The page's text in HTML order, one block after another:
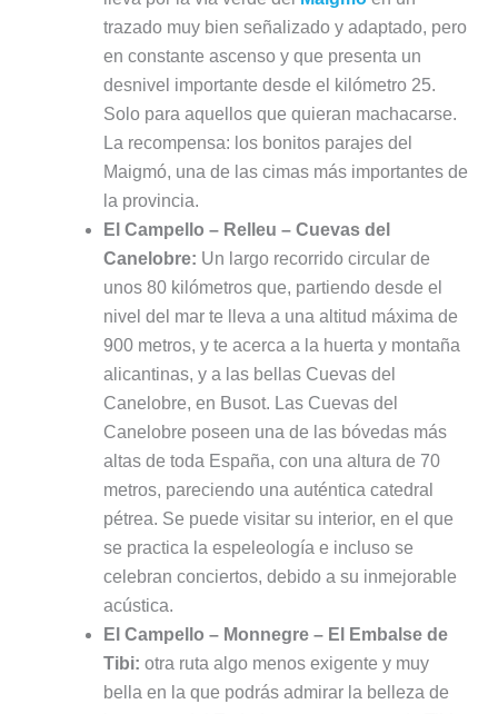
trazado muy bien señalizado y adaptado, pero
en constante ascenso y que presenta un
desnivel importante desde el kilómetro 25.
Solo para aquellos que quieran machacarse.
La recompensa: los bonitos parajes del
Maigmó, una de las cimas más importantes de
la provincia.
El Campello – Relleu – Cuevas del
Canelobre: Un largo recorrido circular de
unos 80 kilómetros que, partiendo desde el
nivel del mar te lleva a una altitud máxima de
900 metros, y te acerca a la huerta y montaña
alicantinas, y a las bellas Cuevas del
Canelobre, en Busot. Las Cuevas del
Canelobre poseen una de las bóvedas más
altas de toda España, con una altura de 70
metros, pareciendo una auténtica catedral
pétrea. Se puede visitar su interior, en el que
se practica la espeleología e incluso se
celebran conciertos, debido a su inmejorable
acústica.
El Campello – Monnegre – El Embalse de
Tibi: otra ruta algo menos exigente y muy
bella en la que podrás admirar la belleza de